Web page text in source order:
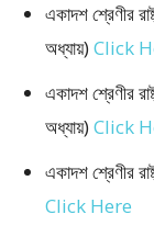
একাদশ শ্রেণীর
অধ্যায়)Click
একাদশ শ্রেণীর
অধ্যায়)Click
একাদশ শ্রেণীর
Click Here